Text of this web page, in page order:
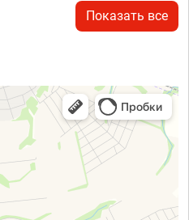
Показать все